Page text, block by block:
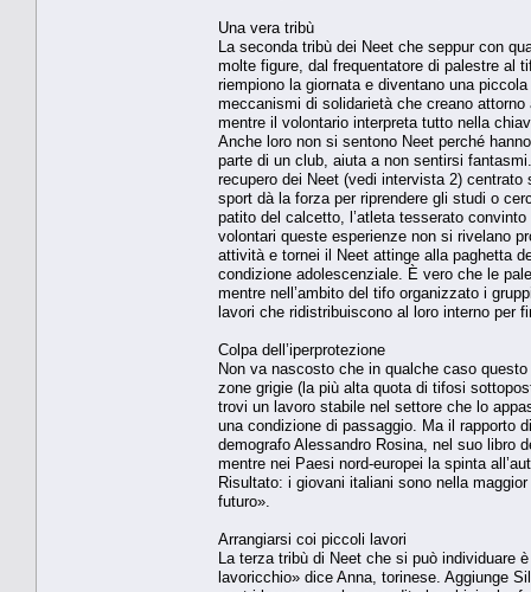
Una vera tribù
La seconda tribù dei Neet che seppur con
molte figure, dal frequentatore di palestre al
riempiono la giornata e diventano una
meccanismi di solidarietà che creano
mentre il volontario interpreta tutto nella
Anche loro non si sentono Neet perché
parte di un club, aiuta a non sentirsi
recupero dei Neet (vedi intervista 2)
sport dà la forza per riprendere gli studi o
patito del calcetto, l’atleta tesserato
volontari queste esperienze non si rivelano
attività e tornei il Neet attinge alla paghetta
condizione adolescenziale. È vero che le
mentre nell’ambito del tifo organizzato i
lavori che ridistribuiscono al loro interno per
Colpa dell’iperprotezione
Non va nascosto che in qualche caso
zone grigie (la più alta quota di tifosi
trovi un lavoro stabile nel settore che lo
una condizione di passaggio. Ma il rapporto
demografo Alessandro Rosina, nel suo libro
mentre nei Paesi nord-europei la spinta
Risultato: i giovani italiani sono nella
futuro».
Arrangiarsi coi piccoli lavori
La terza tribù di Neet che si può individuare
lavoricchio» dice Anna, torinese. Aggiunge